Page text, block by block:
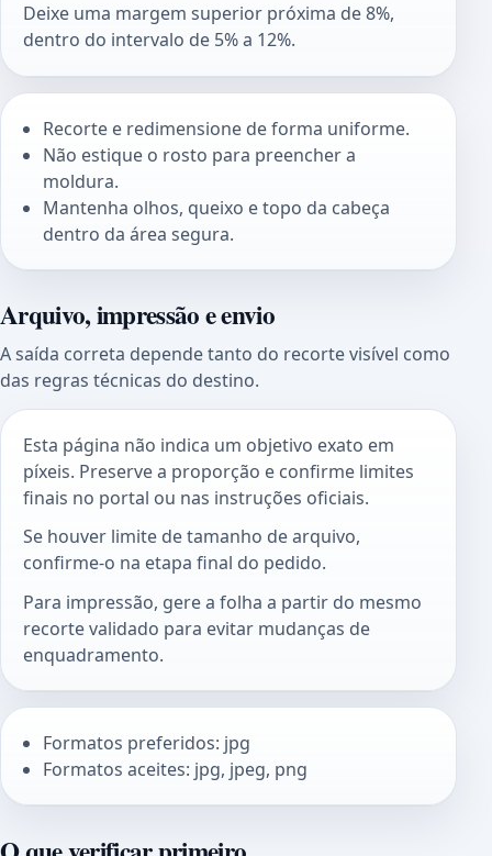
Deixe uma margem superior próxima de 8%,
dentro do intervalo de 5% a 12%.
Recorte e redimensione de forma uniforme.
Não estique o rosto para preencher a
moldura.
Mantenha olhos, queixo e topo da cabeça
dentro da área segura.
Arquivo, impressão e envio
A saída correta depende tanto do recorte visível como
das regras técnicas do destino.
Esta página não indica um objetivo exato em
píxeis. Preserve a proporção e confirme limites
finais no portal ou nas instruções oficiais.
Se houver limite de tamanho de arquivo,
confirme-o na etapa final do pedido.
Para impressão, gere a folha a partir do mesmo
recorte validado para evitar mudanças de
enquadramento.
Formatos preferidos: jpg
Formatos aceites: jpg, jpeg, png